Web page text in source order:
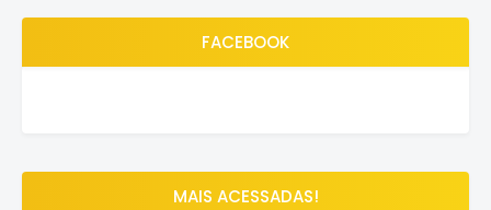
FACEBOOK
MAIS ACESSADAS!